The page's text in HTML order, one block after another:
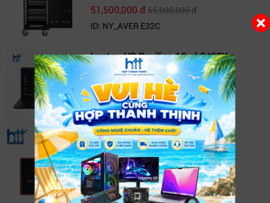
51,500,000 đ55,000,000 đ
ID: NY_AVER E32C
Laptop HP Pavilion 15-cb540TX
(4BN72PA)
20,690,000 đ22,190,000 đ
ID: 15-cb540TX
TV Box FPT Play Box+ T550
1,500,000 đ1,690,000 đ
ID: NY-T550